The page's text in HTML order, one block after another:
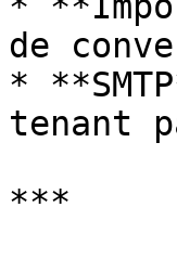
de
*
tenant
***